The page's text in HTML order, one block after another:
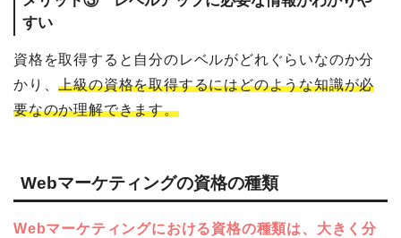
すい
資格を取得すると自分のレベルがどれぐらいなのか分
かり、上級の資格を取得するにはどのような知識が必
要なのか理解できます。
Webマーケティングの資格の種類
Webマーケティングにおける資格の種類は、大きく分